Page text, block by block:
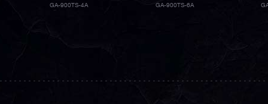
GA-900TS-4A GA-900TS-6A